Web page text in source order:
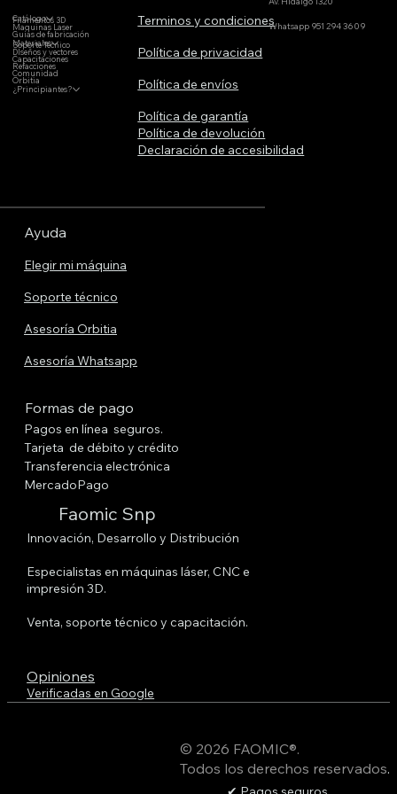
Faomic Snp
Innovación, Desarrollo y Distribución
Especialistas en máquinas láser, CNC e
impresión 3D.
Venta, soporte técnico y capacitación.
Opiniones
Verificadas en Google
Catálogo
Filamentos 3D
Maquinas Laser
Guías de fabricación
Materiales
Soporte Técnico
DIseños y vectores
Capacitaciones
Refacciones
Comunidad
Orbitia
¿Principiantes?
Terminos y condiciones
Política de privacidad
Política de envíos
Política de garantía
Política de devolución
Declaración de accesibilidad
Ayuda
Elegir mi máquina
Soporte técnico
Asesoría Orbitia
Asesoría Whatsapp
Whatsapp 951 294 3609
Formas de pago
Pagos en línea seguros.
Tarjeta de débito y crédito
Transferencia electrónica
MercadoPago
© 2026 FAOMIC®.
Todos los derechos reservados.